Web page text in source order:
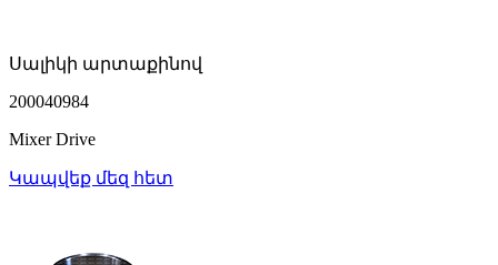
Սալիկի արտաքինով
200040984
Mixer Drive
Կապվեք մեզ հետ